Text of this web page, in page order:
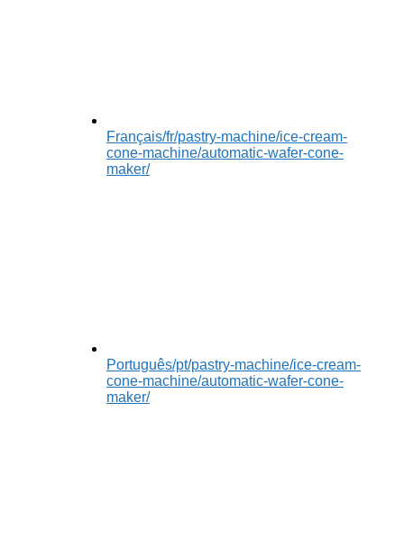
Français/fr/pastry-machine/ice-cream-
cone-machine/automatic-wafer-cone-
maker/
Português/pt/pastry-machine/ice-cream-
cone-machine/automatic-wafer-cone-
maker/